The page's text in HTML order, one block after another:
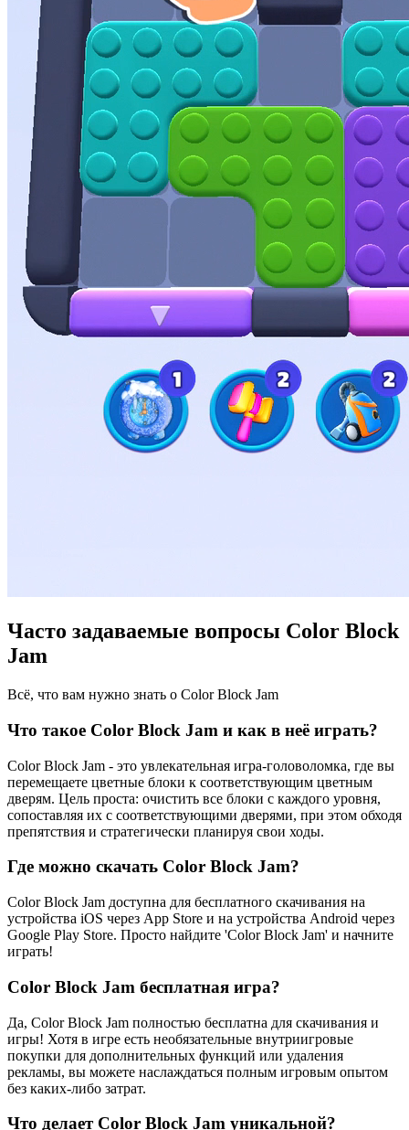
Часто задаваемые вопросы Color Block
Jam
Всё, что вам нужно знать о Color Block Jam
Что такое Color Block Jam и как в неё играть?
Color Block Jam - это увлекательная игра-головоломка, где вы
перемещаете цветные блоки к соответствующим цветным
дверям. Цель проста: очистить все блоки с каждого уровня,
сопоставляя их с соответствующими дверями, при этом обходя
препятствия и стратегически планируя свои ходы.
Где можно скачать Color Block Jam?
Color Block Jam доступна для бесплатного скачивания на
устройства iOS через App Store и на устройства Android через
Google Play Store. Просто найдите 'Color Block Jam' и начните
играть!
Color Block Jam бесплатная игра?
Да, Color Block Jam полностью бесплатна для скачивания и
игры! Хотя в игре есть необязательные внутриигровые
покупки для дополнительных функций или удаления
рекламы, вы можете наслаждаться полным игровым опытом
без каких-либо затрат.
Что делает Color Block Jam уникальной?